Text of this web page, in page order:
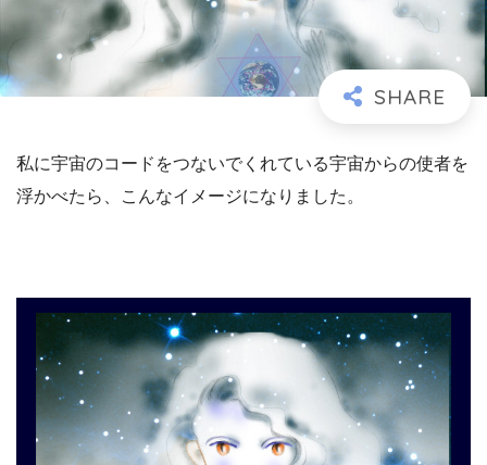
私に宇宙のコードをつないでくれている宇宙からの使者を
浮かべたら、こんなイメージになりました。